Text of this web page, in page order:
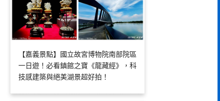
【嘉義景點】國立故宮博物院南部院區
一日遊！必看鎮館之寶《龍藏經》，科
技感建築與絕美湖景超好拍！